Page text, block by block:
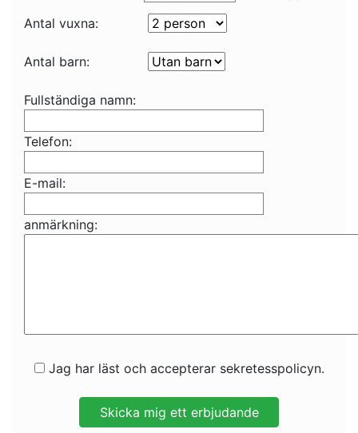
Antal vuxna:
Antal barn:
Fullständiga namn:
Telefon:
E-mail:
anmärkning:
Jag har läst och accepterar sekretesspolicyn.